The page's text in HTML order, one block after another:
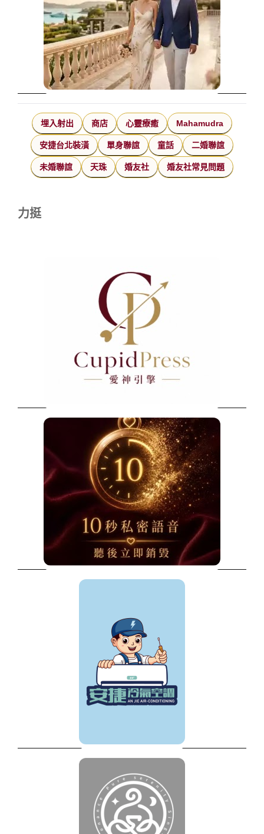
埋入射出 商店 心靈療癒 Mahamudra
安捷台北裝潢 單身聯誼 童話 二婚聯誼
未婚聯誼 天珠 婚友社 婚友社常見問題
力挺